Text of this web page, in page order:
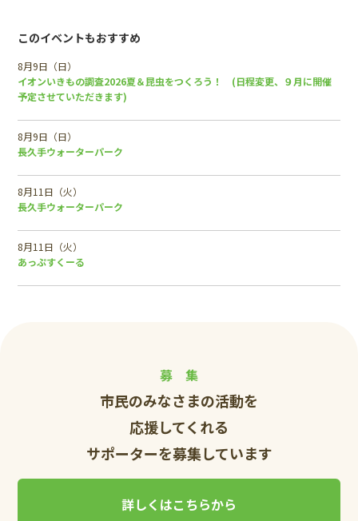
このイベントもおすすめ
8月9日（日）
イオンいきもの調査2026夏＆昆虫をつくろう！ (日程変更、９月に開催
予定させていただきます)
8月9日（日）
長久手ウォーターパーク
8月11日（火）
長久手ウォーターパーク
8月11日（火）
あっぷすくーる
募 集
市民のみなさまの活動を
応援してくれる
サポーターを募集しています
詳しくはこちらから